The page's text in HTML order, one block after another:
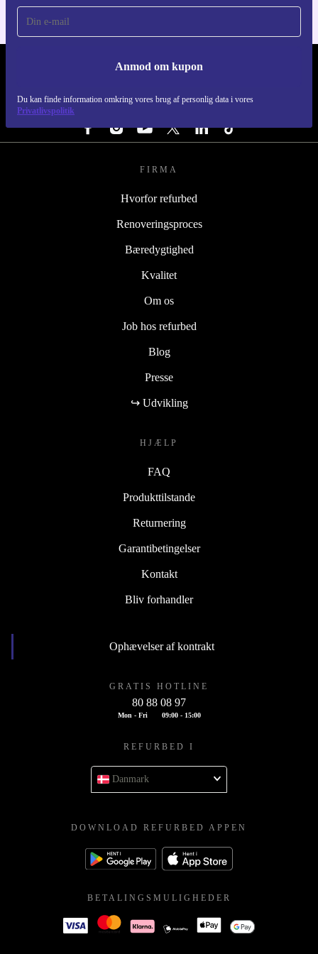
Anmod om kupon
Du kan finde information omkring vores brug af personlig data i vores
Privatlivspolitik
REFURBED DANMARK - RETHINK NEW.
FØLG OS
FIRMA
Hvorfor refurbed
Renoveringsproces
Bæredygtighed
Kvalitet
Om os
Job hos refurbed
Blog
Presse
↪ Udvikling
HJÆLP
FAQ
Produkttilstande
Returnering
Garantibetingelser
Kontakt
Bliv forhandler
Ophævelser af kontrakt
GRATIS HOTLINE
80 88 08 97
Mon - Fri 09:00 - 15:00
REFURBED I
Danmark
DOWNLOAD REFURBED APPEN
BETALINGSMULIGHEDER